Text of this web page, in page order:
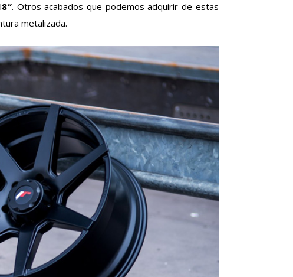
. Otros acabados que podemos adquirir de estas
metalizada.